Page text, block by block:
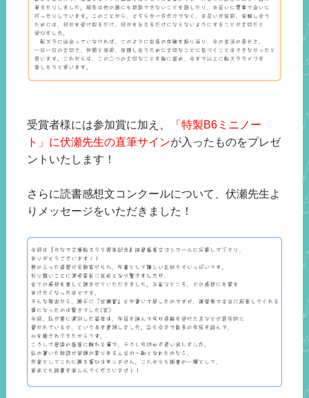
受賞者様には参加賞に加え、
「特製B6ミニノー
ト」に伏瀬先生の直筆サインが入ったものをプレゼ
ントいたします！
さらに読書感想文コンクールについて、伏瀬先生よ
りメッセージをいただきました！